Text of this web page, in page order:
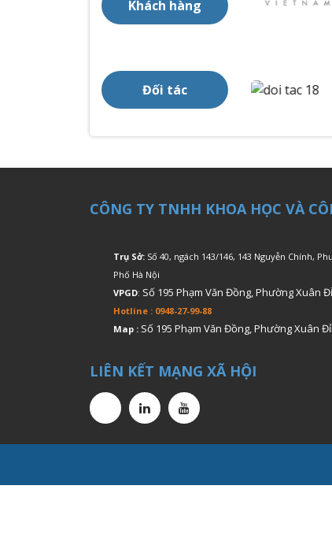
Khách hàng
Đối tác
CÔNG TY TNHH KHOA HỌC VÀ
Trụ Sở: Số 40, ngách 143/146, 143 Nguyễn Chính,
Phố Hà Nội
VPGD: Số 195 Phạm Văn Đồng, Phường Xuân
Hotline : 0948-27-99-88
Map : Số 195 Phạm Văn Đồng, Phường Xuân
LIÊN KẾT MẠNG XÃ HỘI